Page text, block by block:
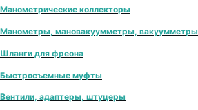
Манометрические коллекторы
Манометры, мановакуумметры, вакуумметры
Шланги для фреона
Быстросъемные муфты
Вентили, адаптеры, штуцеры